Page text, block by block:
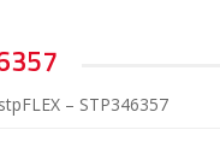
– STP346357